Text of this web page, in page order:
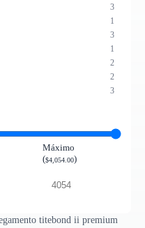
3
1
3
1
2
2
3
Máximo
($4,054.00)
titebond ii premium